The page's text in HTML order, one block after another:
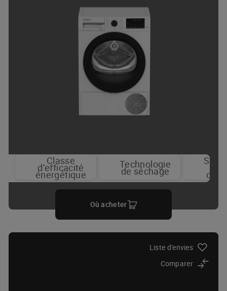
Classe
d’efficacité
énergétique
Technologie
de séchage
Où acheter
Liste d'envies
Comparer